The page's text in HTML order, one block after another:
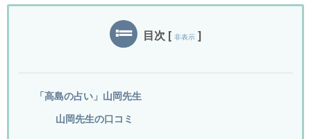
目次 [ 非表示 ]
「高島の占い」山岡先生
山岡先生の口コミ